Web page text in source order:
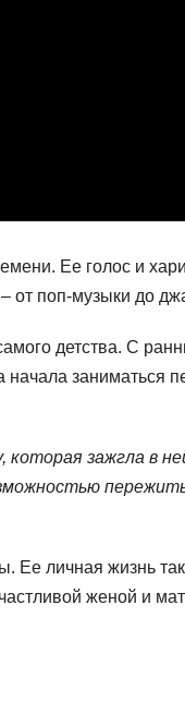
Ее голос и
от поп-музыки до
детства. С
заниматься
зажгла в
Ее личная жизнь
женой и